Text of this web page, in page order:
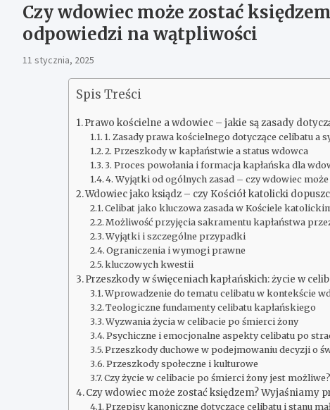
Czy wdowiec może zostać
odpowiedzi na wątpliwości
11 stycznia, 2025
Spis Treści
Prawo kościelne a wdowiec – jakie są zasady
1. Zasady prawa kościelnego dotyczące celibatu a
2. Przeszkody w kapłaństwie a status wdowca
3. Proces powołania i formacja kapłańska dla
4. Wyjątki od ogólnych zasad – czy wdowiec
Wdowiec jako ksiądz – czy Kościół katolicki
Celibat jako kluczowa zasada w Kościele
Możliwość przyjęcia sakramentu kapłaństwa
Wyjątki i szczególne przypadki
Ograniczenia i wymogi prawne
kluczowych kwestii
Przeszkody w święceniach kapłańskich: życie w
Wprowadzenie do tematu celibatu w kontekście
Teologiczne fundamenty celibatu kapłańskiego
Wyzwania życia w celibacie po śmierci żony
Psychiczne i emocjonalne aspekty celibatu po
Przeszkody duchowe w podejmowaniu decyzji o
Przeszkody społeczne i kulturowe
Czy życie w celibacie po śmierci żony jest możliwe?
Czy wdowiec może zostać księdzem? Wyjaśniamy
Przepisy kanoniczne dotyczące celibatu i stanu